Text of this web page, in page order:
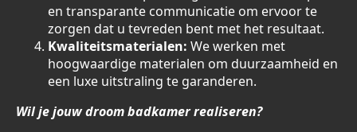
en transparante communicatie om ervoor te
zorgen dat u tevreden bent met het resultaat.
Kwaliteitsmaterialen: We werken met
hoogwaardige materialen om duurzaamheid en
een luxe uitstraling te garanderen.
Wil je jouw droom badkamer realiseren?